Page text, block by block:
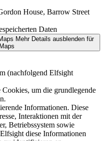
House, Barrow Street
Daten
Mehr Details ausblendenfür
(nachfolgend Elfsight
um die grundlegende
Informationen. Diese
Interaktionen mit der
Betriebssystem sowie
diese Informationen